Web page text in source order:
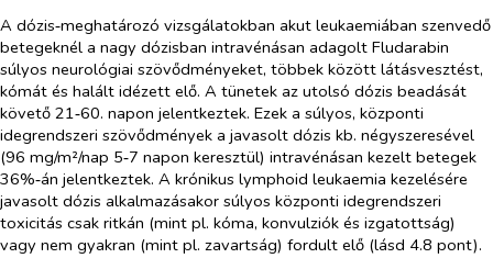
A dózis‑meghatározó vizsgálatokban akut leukaemiában szenvedő
betegeknél a nagy dózisban intravénásan adagolt Fludarabin
súlyos neurológiai szövődményeket, többek között látásvesztést,
kómát és halált idézett elő. A tünetek az utolsó dózis beadását
követő 21‑60. napon jelentkeztek. Ezek a súlyos, központi
idegrendszeri szövődmények a javasolt dózis kb. négyszeresével
(96 mg/m²/nap 5‑7 napon keresztül) intravénásan kezelt betegek
36%‑án jelentkeztek. A krónikus lymphoid leukaemia kezelésére
javasolt dózis alkalmazásakor súlyos központi idegrendszeri
toxicitás csak ritkán (mint pl. kóma, konvulziók és izgatottság)
vagy nem gyakran (mint pl. zavartság) fordult elő (lásd 4.8 pont).